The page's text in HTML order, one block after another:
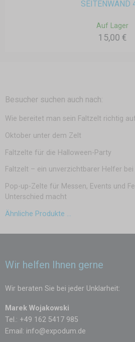
SEITENWAND
Auf Lager
15,00 €
Besucher suchen auch nach:
Wie bereitet man sein Faltzelt richtig
Oktober unter dem Zelt
Faltzelte für die Halloween-Party
Faltzelt – ein unverzichtbarer Helfer bei
Pop-up-Zelte für Messen, Events und
Unterschied macht
Ähnliche Produkte ...
Wir helfen Ihnen gerne
Wir beraten Sie bei jeder Unklarheit:
Marek Wojakowski
Tel.: +49 162 5417 985
Email: info@expodum.de